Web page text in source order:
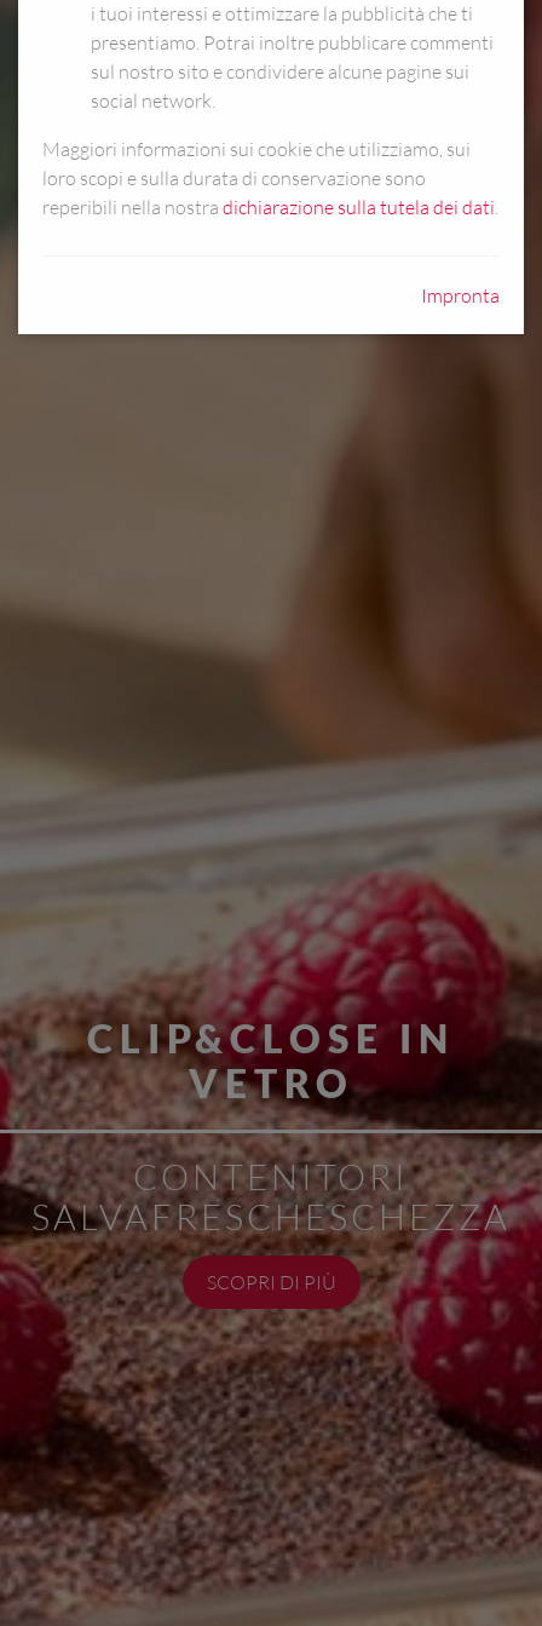
CLIP&CLOSE IN
VETRO
CONTENITORI
SALVAFRESCHESCHEZZA
SCOPRI DI PIÙ
i tuoi interessi e ottimizzare la pubblicità che ti
presentiamo. Potrai inoltre pubblicare commenti
sul nostro sito e condividere alcune pagine sui
social network.
Maggiori informazioni sui cookie che utilizziamo, sui
loro scopi e sulla durata di conservazione sono
reperibili nella nostra dichiarazione sulla tutela dei dati.
Impronta